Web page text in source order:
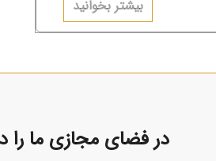
بیشتر بخوانید
در فضای مجازی ما را